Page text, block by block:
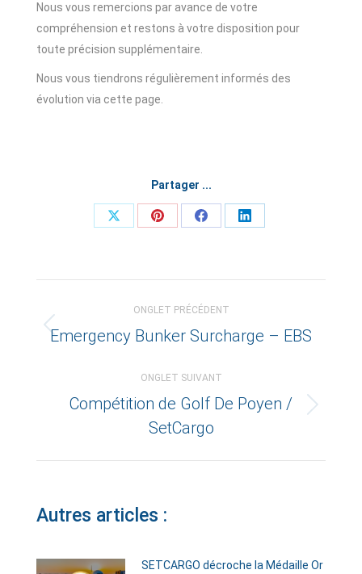
Nous vous remercions par avance de votre
compréhension et restons à votre disposition pour
toute précision supplémentaire.
Nous vous tiendrons régulièrement informés des
évolution via cette page.
Partager ...
Share
Share
Share
Share
de
ONGLET PRÉCÉDENT
Onglet
Emergency Bunker Surcharge – EBS
ONGLET SUIVANT
Onglet
suivant
Compétition de Golf De Poyen /
SetCargo
Autres articles :
SETCARGO décroche la Médaille Or